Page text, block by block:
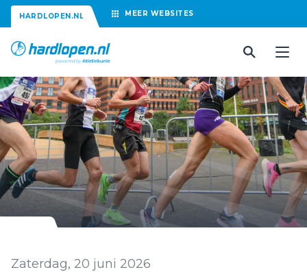
HARDLOPEN.NL MEER WEBSITES
Zaterdag, 20 juni 2026